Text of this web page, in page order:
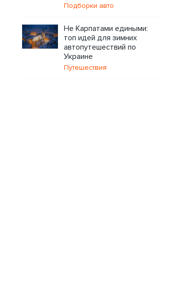
Подборки авто
Не Карпатами едиными:
топ идей для зимних
автопутешествий по
Украине
Путешествия